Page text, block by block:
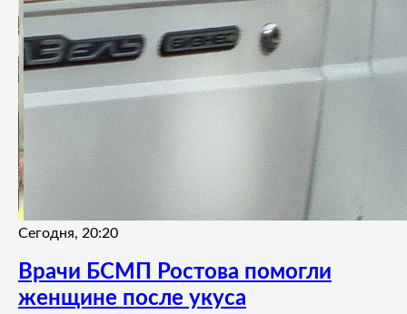
Сегодня, 20:20
Врачи БСМП Ростова помогли
женщине после укуса